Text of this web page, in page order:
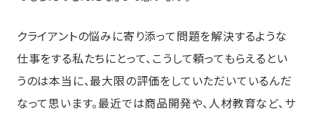
クライアントの悩みに寄り添って問題を解決するような
仕事をする私たちにとって、こうして頼ってもらえるとい
うのは本当に、最大限の評価をしていただいているんだ
なって思います。最近では商品開発や、人材教育など、サ